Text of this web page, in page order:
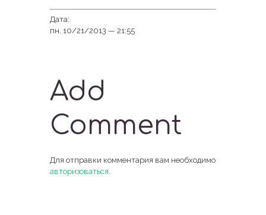
Дата:
пн, 10/21/2013 — 21:55
Add
Comment
Для отправки комментария вам необходимо
авторизоваться.